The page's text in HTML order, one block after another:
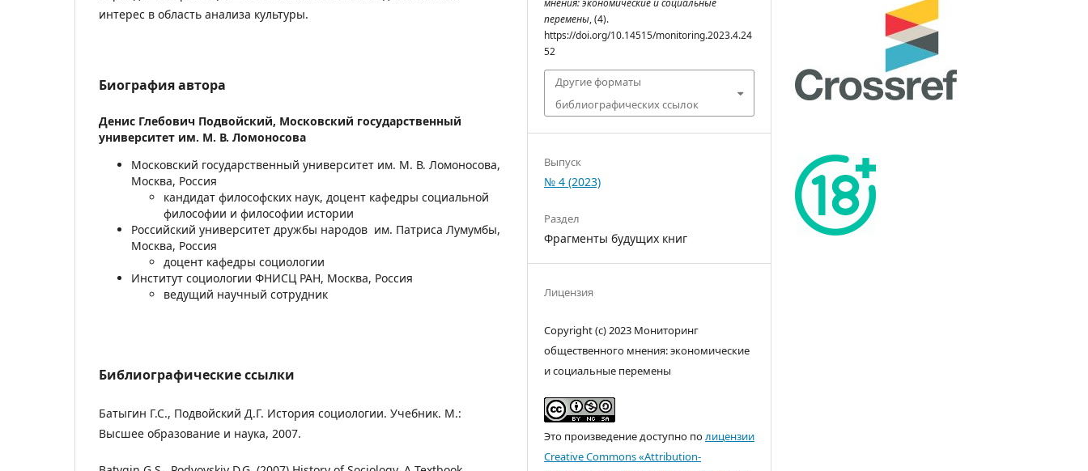
интерес в область анализа культуры.
Биография автора
Денис Глебович Подвойский, Московский государственный
университет им. М. В. Ломоносова
Московский государственный университет им. М. В. Ломоносова,
Москва, Россия
кандидат философских наук, доцент кафедры социальной
философии и философии истории
Российский университет дружбы народов им. Патриса Лумумбы,
Москва, Россия
доцент кафедры социологии
Институт социологии ФНИСЦ РАН, Москва, Россия
ведущий научный сотрудник
Библиографические ссылки
Батыгин Г.С., Подвойский Д.Г. История социологии. Учебник. М.:
Высшее образование и наука, 2007.
мнения: экономические и социальные
перемены, (4).
https://doi.org/10.14515/monitoring.2023.4.24
52
Другие форматы
библиографических ссылок
Выпуск
№ 4 (2023)
Раздел
Фрагменты будущих книг
Лицензия
Copyright (c) 2023 Мониторинг
общественного мнения: экономические
и социальные перемены
Это произведение доступно полицензии
Creative Commons «Attribution-